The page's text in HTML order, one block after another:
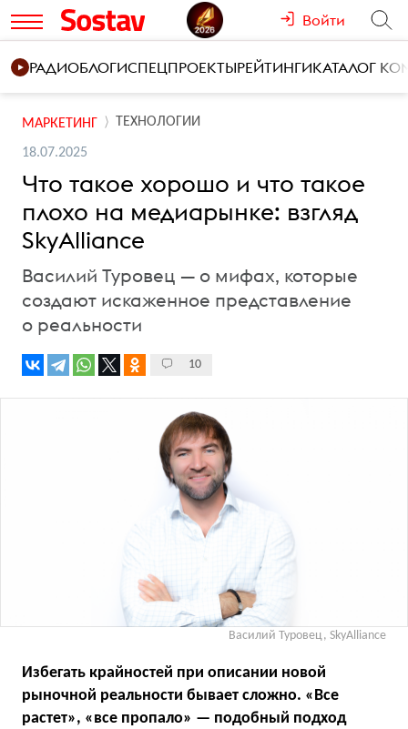
Войти
РАДИОБЛОГИСПЕЦПРОЕКТЫРЕЙТИНГИКАТАЛОГ
МАРКЕТИНГ ТЕХНОЛОГИИ
18.07.2025
Что такое хорошо и что такое
плохо на медиарынке: взгляд
SkyAlliance
Василий Туровец — о мифах, которые
создают искаженное представление
о реальности
10
Василий Туровец, SkyAlliance
Избегать крайностей при описании новой
рыночной реальности бывает сложно. «Все
растет», «все пропало» — подобный подход